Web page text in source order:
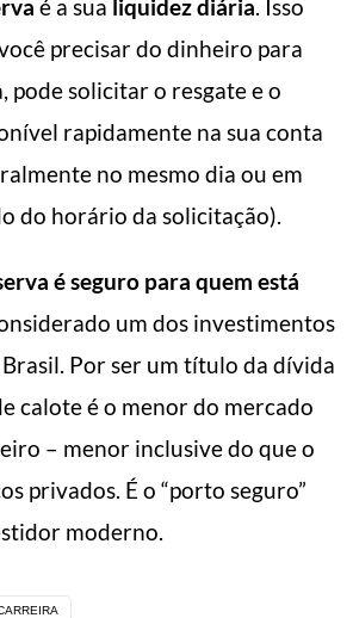
é a sua liquidez diária. Isso
precisar do dinheiro para
pode solicitar o resgate e o
rapidamente na sua conta
no mesmo dia ou em
do horário da solicitação).
é seguro para quem está
um dos investimentos
Por ser um título da dívida
calote é o menor do mercado
– menor inclusive do que o
privados. É o “porto seguro”
moderno.